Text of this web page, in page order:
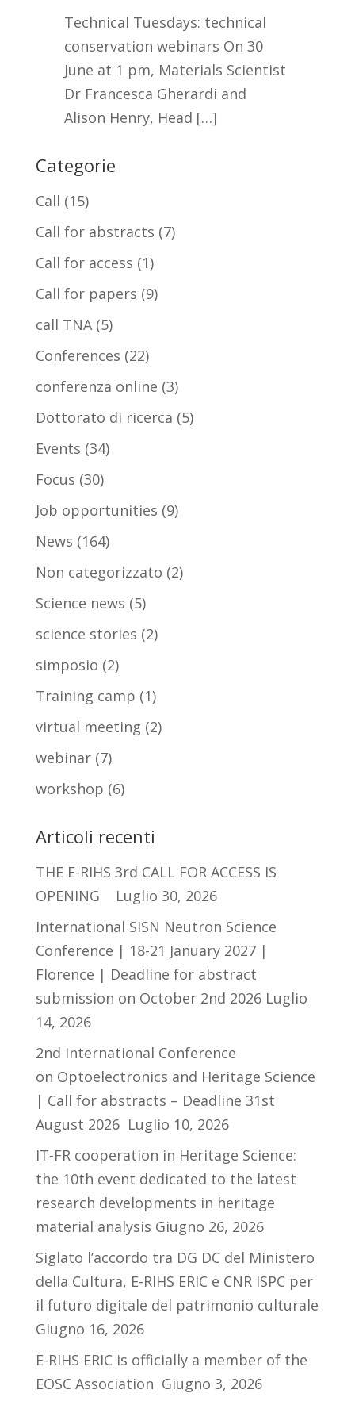
Technical Tuesdays: technical
conservation webinars On 30
June at 1 pm, Materials Scientist
Dr Francesca Gherardi and
Alison Henry, Head […]
Categorie
Call (15)
Call for abstracts (7)
Call for access (1)
Call for papers (9)
call TNA(5)
Conferences (22)
conferenza online (3)
Dottorato di ricerca (5)
Events (34)
Focus (30)
Job opportunities (9)
News (164)
Non categorizzato (2)
Science news (5)
science stories (2)
simposio (2)
Training camp (1)
virtual meeting (2)
webinar(7)
workshop (6)
Articoli recenti
THE E-RIHS 3rd CALL FOR ACCESS IS
OPENING
Luglio 30, 2026
International SISN Neutron Science
Conference | 18-21 January 2027 |
Florence | Deadline for abstract
submission on October 2nd 2026 Luglio
14, 2026
2nd International Conference
on Optoelectronics and Heritage Science
| Call for abstracts – Deadline 31st
August 2026 Luglio 10, 2026
IT-FR cooperation in Heritage Science:
the 10th event dedicated to the latest
research developments in heritage
material analysis Giugno 26, 2026
Siglato l’accordo tra DG DC del Ministero
della Cultura, E-RIHS ERIC e CNR ISPC per
il futuro digitale del patrimonio culturale
Giugno 16, 2026
E-RIHS ERIC is officially a member of the
EOSC Association Giugno 3, 2026